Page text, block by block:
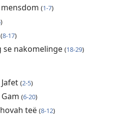
(1-7)
)
(8-17)
se nakomelinge (18-29)
(2-5)
(6-20)
teë (8-12)